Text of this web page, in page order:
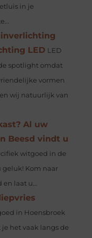
in je
LED LED
spotlight omdat
vormen
wij natuurlijk van
Al uw
Beesd vindt u
witgoed in de
geluk! Kom naar
en laat u...
in Hoensbroek
het vaak langs de